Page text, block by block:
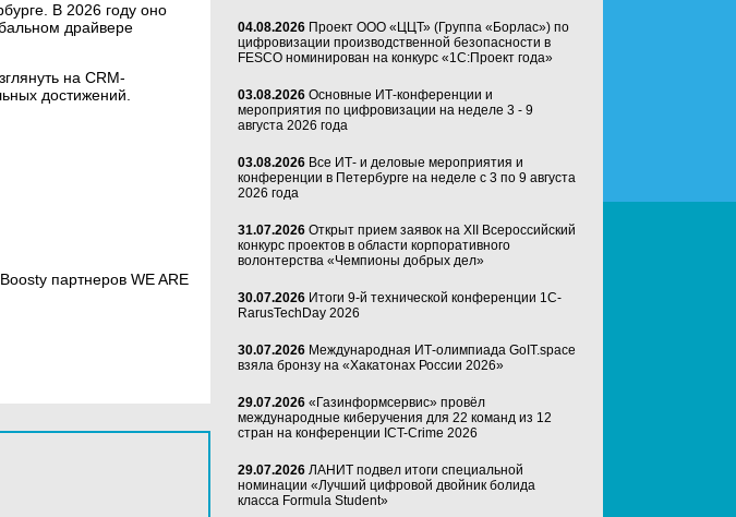
В 2026 году оно
драйвере
на CRM-
достижений.
партнеров WE ARE
04.08.2026 Проект ООО «ЦЦТ» (Группа «Борлас») по
цифровизации производственной безопасности в
FESCO номинирован на конкурс «1С:Проект года»
03.08.2026 Основные ИТ-конференции и
мероприятия по цифровизации на неделе 3 - 9
августа 2026 года
03.08.2026 Все ИТ- и деловые мероприятия и
конференции в Петербурге на неделе с 3 по 9 августа
2026 года
31.07.2026 Открыт прием заявок на XII Всероссийский
конкурс проектов в области корпоративного
волонтерства «Чемпионы добрых дел»
30.07.2026 Итоги 9-й технической конференции 1C-
RarusTechDay 2026
30.07.2026 Международная ИТ-олимпиада GoIT.space
взяла бронзу на «Хакатонах России 2026»
29.07.2026 «Газинформсервис» провёл
международные киберучения для 22 команд из 12
стран на конференции ICT-Crime 2026
29.07.2026 ЛАНИТ подвел итоги специальной
номинации «Лучший цифровой двойник болида
класса Formula Student»